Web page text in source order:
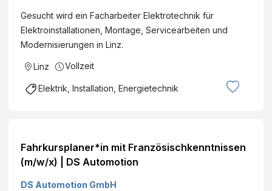
Gesucht wird ein Facharbeiter Elektrotechnik für
Elektroinstallationen, Montage, Servicearbeiten und
Modernisierungen in Linz.
Linz Vollzeit
Elektrik, Installation, Energietechnik
Fahrkursplaner*in mit Französischkenntnissen
(m/w/x) | DS Automotion
DS Automotion GmbH